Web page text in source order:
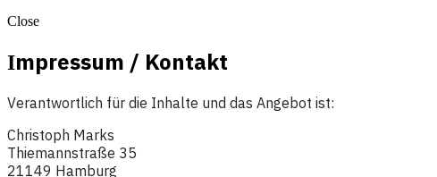
Close
Impressum / Kontakt
Verantwortlich für die Inhalte und das Angebot ist:
Christoph Marks
Thiemannstraße 35
21149 Hamburg